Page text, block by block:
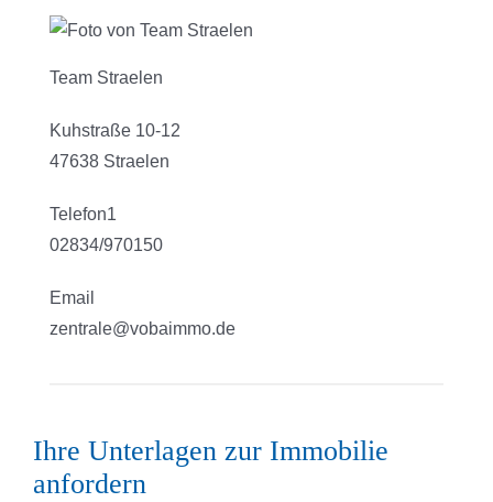
Team Straelen
Kuhstraße 10-12
47638 Straelen
Telefon1
02834/970150
Email
zentrale@vobaimmo.de
Ihre Unterlagen zur Immobilie
anfordern